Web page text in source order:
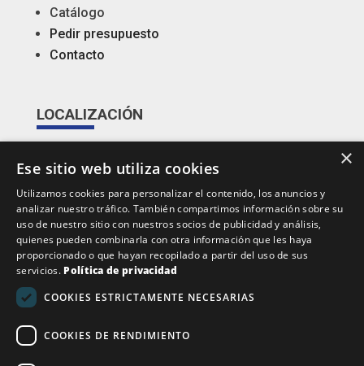
Catálogo
Pedir presupuesto
Contacto
LOCALIZACIÓN
De la Forja nº 28 Nave C
08184 – Barcelona
CONTACTO
info@mrtsl.com
×
Ese sitio web utiliza cookies
Utilizamos cookies para personalizar el contenido, los anuncios y
analizar nuestro tráfico. También compartimos información sobre su
uso de nuestro sitio con nuestros socios de publicidad y análisis,
quienes pueden combinarla con otra información que les haya
proporcionado o que hayan recopilado a partir del uso de sus
servicios. Política de privacidad
COOKIES ESTRICTAMENTE NECESARIAS
COOKIES DE RENDIMIENTO